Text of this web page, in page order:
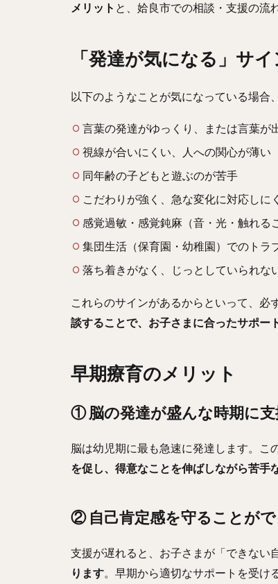
メリット と、姶良市での相談・支援の流
「発達が気になる」サ
以下のようなことが気になっている場合
言葉の発達がゆっくり、または言葉が
視線が合いにくい、人への関心が薄い
同年齢の子どもと遊ぶのが苦手
こだわりが強く、急な変化に対応しに
感覚過敏・感覚鈍麻（音・光・触れる
集団生活（保育園・幼稚園）でのトラ
落ち着きがなく、じっとしていられな
これらのサインがあるからといって、必
談することで、お子さまに合ったサポー
早期療育のメリット
① 脳の発達が盛んな時期に支
脳は幼児期に最も急速に発達します。こ
を促し、得意なことを伸ばしながら苦手
② 自己肯定感を守ることがで
支援が遅れると、お子さまが「できない
ります。早期から適切なサポートを受け